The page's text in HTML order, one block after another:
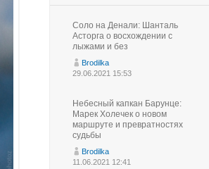
Соло на Денали: Шанталь
Асторга о восхождении с
лыжами и без
Brodilka
29.06.2021 15:53
Небесный капкан Барунце:
Марек Холечек о новом
маршруте и превратностях
судьбы
Brodilka
11.06.2021 12:41